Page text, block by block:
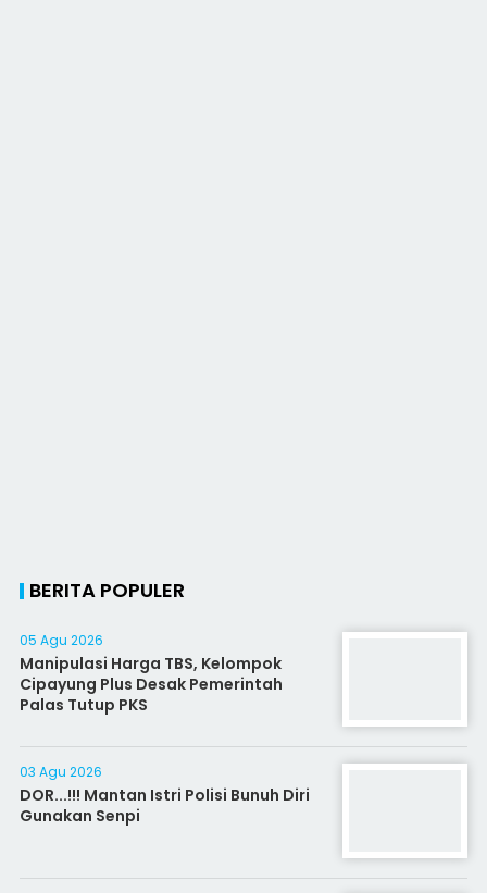
BERITA POPULER
05 Agu 2026
Manipulasi Harga TBS, Kelompok
Cipayung Plus Desak Pemerintah
Palas Tutup PKS
03 Agu 2026
DOR...!!! Mantan Istri Polisi Bunuh Diri
Gunakan Senpi